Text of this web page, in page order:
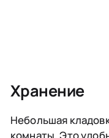
Хранение
Небольшая